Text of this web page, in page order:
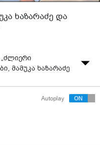
ხაზარაძე და
მამუკა ხაზარაძე
ნათქვამი,
მიიღო,
კი, რომ
Autoplay